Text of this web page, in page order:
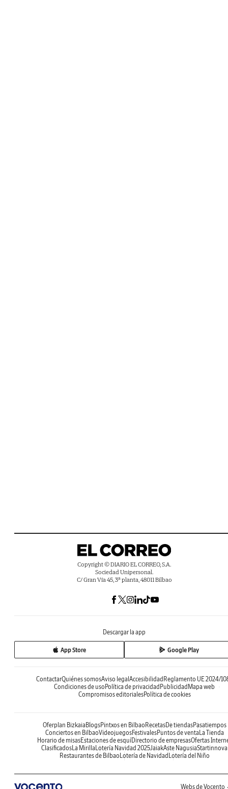
Copyright © DIARIO EL CORREO, S.A.
Sociedad Unipersonal.
C/ Gran Vía 45, 3ª planta, 48011 Bilbao
Descargar la app
App Store Google Play
ContactarQuiénes somosAviso legal Accesibilidad Reglamento UE 2024/
Condiciones de uso Política de privacidad Publicidad Mapa web
Compromisos editorialesPolítica de cookies
Oferplan Bizkaia BlogsPintxos en Bilbao RecetasDe tiendasPasatiempos
Conciertos en BilbaoVideojuegosFestivalesPuntos de venta La Tienda
Horario de misasEstaciones de esquíDirectorio de empresasOfertas
ClasificadosLa Mirilla Lotería Navidad 2025JaiakAste NagusiaStartinnova
Restaurantes de Bilbao Lotería de Navidad Lotería del Niño
Webs de Vocento